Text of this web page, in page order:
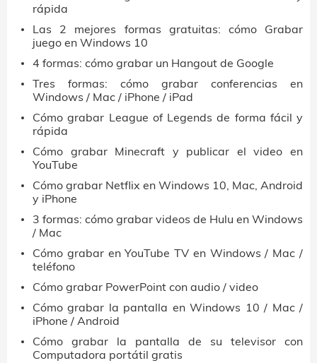
rápida
Las 2 mejores formas gratuitas: cómo Grabar
juego en Windows 10
4 formas: cómo grabar un Hangout de Google
Tres formas: cómo grabar conferencias en
Windows / Mac / iPhone / iPad
Cómo grabar League of Legends de forma fácil y
rápida
Cómo grabar Minecraft y publicar el video en
YouTube
Cómo grabar Netflix en Windows 10, Mac, Android
y iPhone
3 formas: cómo grabar videos de Hulu en Windows
/ Mac
Cómo grabar en YouTube TV en Windows / Mac /
teléfono
Cómo grabar PowerPoint con audio / video
Cómo grabar la pantalla en Windows 10 / Mac /
iPhone / Android
Cómo grabar la pantalla de su televisor con
Computadora portátil gratis